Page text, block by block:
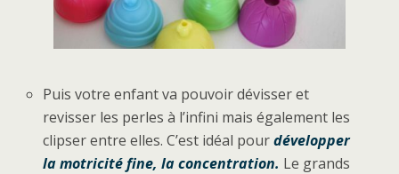
Puis votre enfant va pouvoir dévisser et
revisser les perles à l’infini mais également les
clipser entre elles. C’est idéal pourdévelopper
la motricité fine, la concentration. Le grands